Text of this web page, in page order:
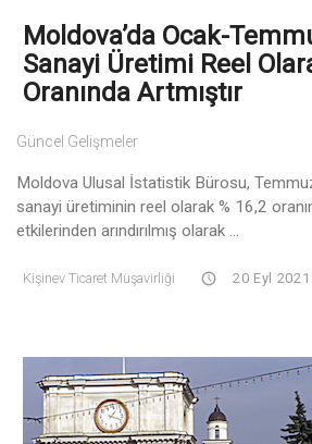
Moldova’da Ocak-
Sanayi Üretimi Reel
Oranında Artmıştır
Güncel Gelişmeler
Moldova Ulusal İstatistik Bürosu,
sanayi üretiminin reel olarak % 16,2
etkilerinden arındırılmış olarak ...
Kişinev Ticaret Müşavirliği 20 Eyl